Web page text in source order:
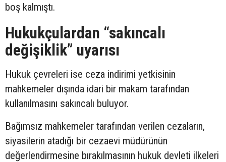
boş kalmıştı.
Hukukçulardan “sakıncalı
değişiklik” uyarısı
Hukuk çevreleri ise ceza indirimi yetkisinin
mahkemeler dışında idari bir makam tarafından
kullanılmasını sakıncalı buluyor.
Bağımsız mahkemeler tarafından verilen cezaların,
siyasilerin atadığı bir cezaevi müdürünün
değerlendirmesine bırakılmasının hukuk devleti ilkeleri